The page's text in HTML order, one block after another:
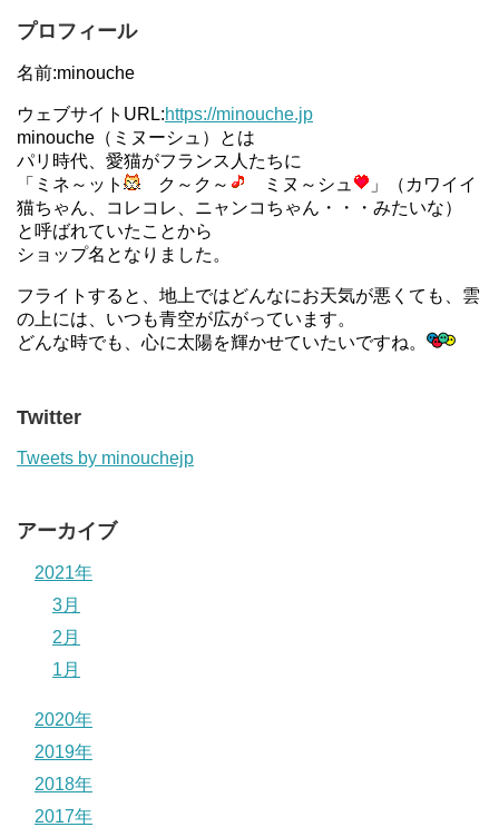
プロフィール
名前:minouche
ウェブサイトURL:https://minouche.jp
minouche（ミヌーシュ）とは
パリ時代、愛猫がフランス人たちに
「ミネ～ット
ク～ク～ ミヌ～シュ
」（カワイイ
猫ちゃん、コレコレ、ニャンコちゃん・・・みたいな）
と呼ばれていたことから
ショップ名となりました。
フライトすると、地上ではどんなにお天気が悪くても、雲
の上には、いつも青空が広がっています。
どんな時でも、心に太陽を輝かせていたいですね。
Twitter
Tweets by minouchejp
アーカイブ
2021年
3月
2月
1月
2020年
2019年
2018年
2017年